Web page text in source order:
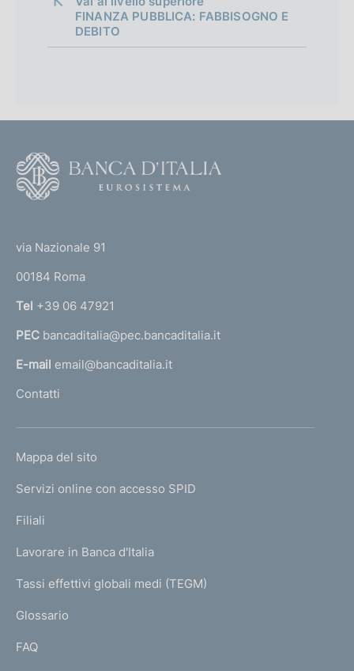
FINANZA PUBBLICA: FABBISOGNO E
DEBITO
r
n
a
l
m
e
a
g
via Nazionale 91
00184 Roma
Tel +39 06 47921
PEC bancaditalia@pec.bancaditalia.it
E-mail email@bancaditalia.it
Contatti
L
N
K
T
I
I
Mappa del sito
Servizi online con accesso SPID
Filiali
Lavorare in Banca d'Italia
Tassi effettivi globali medi (TEGM)
Glossario
FAQ